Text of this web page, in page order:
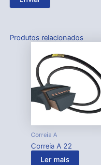
Produtos relacionados
Correia A
Correia A 22
Ler mais